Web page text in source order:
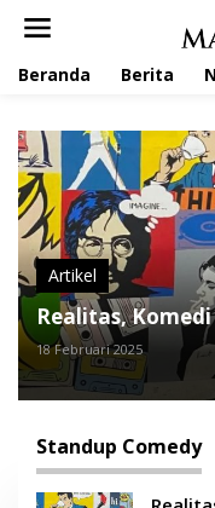
Beranda Berita
Artikel
Realitas,
18 Februari 2025
Standup Comedy